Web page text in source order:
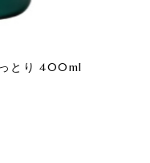
っとり 400ml